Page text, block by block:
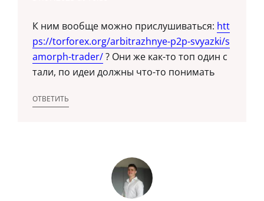
К ним вообще можно прислушиваться: htt
ps://torforex.org/arbitrazhnye-p2p-svyazki/s
amorph-trader/? Они же как-то топ один с
тали, по идеи должны что-то понимать
ОТВЕТИТЬ